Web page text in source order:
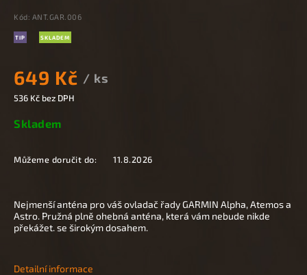
Kód: ANT.GAR.006
TIP SKLADEM
649 Kč / ks
536 Kč bez DPH
Skladem
Můžeme doručit do: 11.8.2026
Nejmenší anténa pro váš ovladač řady GARMIN Alpha, Atemos a
Astro. Pružná plně ohebná anténa, která vám nebude nikde
překážet. se širokým dosahem.
Detailní informace